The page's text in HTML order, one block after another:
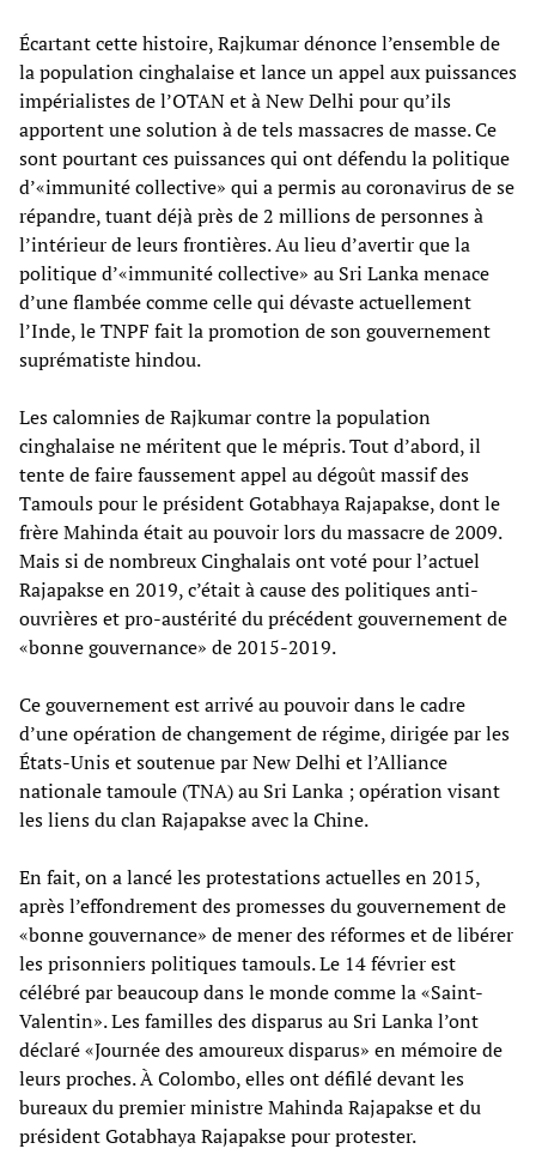
Écartant cette histoire, Rajkumar dénonce l’ensemble de
la population cinghalaise et lance un appel aux puissances
impérialistes de l’OTAN et à New Delhi pour qu’ils
apportent une solution à de tels massacres de masse. Ce
sont pourtant ces puissances qui ont défendu la politique
d’«immunité collective» qui a permis au coronavirus de se
répandre, tuant déjà près de 2 millions de personnes à
l’intérieur de leurs frontières. Au lieu d’avertir que la
politique d’«immunité collective» au Sri Lanka menace
d’une flambée comme celle qui dévaste actuellement
l’Inde, le TNPF fait la promotion de son gouvernement
suprématiste hindou.
Les calomnies de Rajkumar contre la population
cinghalaise ne méritent que le mépris. Tout d’abord, il
tente de faire faussement appel au dégoût massif des
Tamouls pour le président Gotabhaya Rajapakse, dont le
frère Mahinda était au pouvoir lors du massacre de 2009.
Mais si de nombreux Cinghalais ont voté pour l’actuel
Rajapakse en 2019, c’était à cause des politiques anti-
ouvrières et pro-austérité du précédent gouvernement de
«bonne gouvernance» de 2015-2019.
Ce gouvernement est arrivé au pouvoir dans le cadre
d’une opération de changement de régime, dirigée par les
États-Unis et soutenue par New Delhi et l’Alliance
nationale tamoule (TNA) au Sri Lanka ; opération visant
les liens du clan Rajapakse avec la Chine.
En fait, on a lancé les protestations actuelles en 2015,
après l’effondrement des promesses du gouvernement de
«bonne gouvernance» de mener des réformes et de libérer
les prisonniers politiques tamouls. Le 14 février est
célébré par beaucoup dans le monde comme la «Saint-
Valentin». Les familles des disparus au Sri Lanka l’ont
déclaré «Journée des amoureux disparus» en mémoire de
leurs proches. À Colombo, elles ont défilé devant les
bureaux du premier ministre Mahinda Rajapakse et du
président Gotabhaya Rajapakse pour protester.